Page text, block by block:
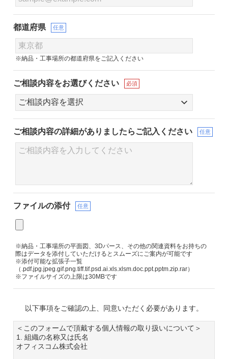
都道府県 任意
※納品・工事場所の都道府県をご記入ください
ご相談内容をお選びください 必須
ご相談内容の詳細がありましたらご記入ください 任意
ファイルの添付 任意
※納品・工事場所の平面図、3Dパース、その他の関連資料をお持ちの
際はデータを添付していただけるとスムーズにご案内が可能です
※添付可能な拡張子一覧
（.pdf.jpg.jpeg.gif.png.tiff.tif.psd.ai.xls.xlsm.doc.ppt.pptm.zip.rar）
※ファイルサイズの上限は30MBです
以下事項をご確認の上、同意いただく必要があります。
＜このフォームで頂戴する個人情報の取り扱いについて＞
1. 組織の名称又は氏名
オフィスコム株式会社